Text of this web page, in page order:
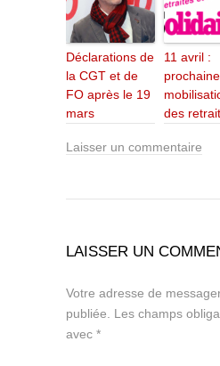
Déclarations de
la CGT et de
FO après le 19
mars
11 avril :
prochaine
des
Laisser un commentaire
LAISSER UN
Votre adresse de
publiée. Les champs
avec *